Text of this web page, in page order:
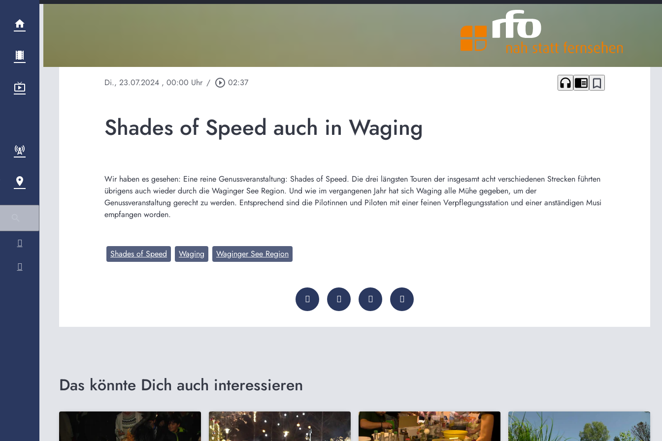
Di., 23.07.2024 , 00:00 Uhr / play_circle_outline 02:37 headphones chrome_reader_mode bookmark_border
Shades of Speed auch in Waging
Wir haben es gesehen: Eine reine Genussveranstaltung: Shades of Speed. Die drei längsten Touren der insgesamt acht verschiedenen Strecken führten
übrigens auch wieder durch die Waginger See Region. Und wie im vergangenen Jahr hat sich Waging alle Mühe gegeben, um der
Genussveranstaltung gerecht zu werden. Entsprechend sind die Pilotinnen und Piloten mit einer feinen Verpflegungsstation und einer anständigen Musi
empfangen worden.
Shades of Speed Waging Waginger See Region
Das könnte Dich auch interessieren